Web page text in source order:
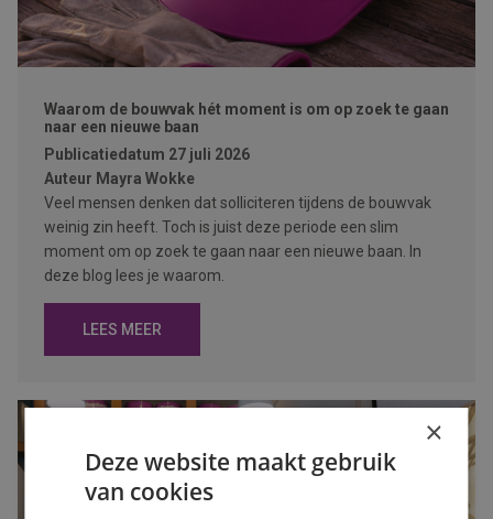
Waarom de bouwvak hét moment is om op zoek te gaan
naar een nieuwe baan
Publicatiedatum 27 juli 2026
Auteur Mayra Wokke
Veel mensen denken dat solliciteren tijdens de bouwvak
weinig zin heeft. Toch is juist deze periode een slim
moment om op zoek te gaan naar een nieuwe baan. In
deze blog lees je waarom.
LEES MEER
×
Deze website maakt gebruik
van cookies